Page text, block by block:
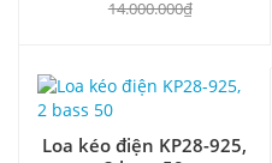
14.000.000₫
Loa kéo điện KP28-925,